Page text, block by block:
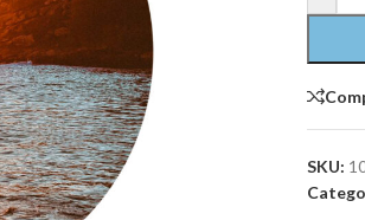
SKU: